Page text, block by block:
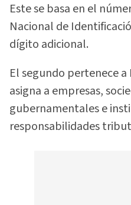
Este se basa en el
Nacional de
dígito adicional.
El segundo pertenece a
asigna a empresas,
gubernamentales e
responsabilidades